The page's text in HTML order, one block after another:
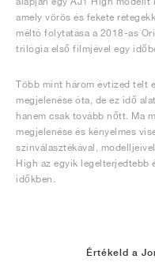
amely vörös és fekete
méltó folytatása a 2018-as
trilógia első filmjével egy
Több mint három évtized telt
megjelenése óta, de ez idő
hanem csak tovább nőtt. Ma
megjelenése és kényelmes
színválasztékával,
High az egyik legelterjedtebb
időkben.
Értékeld a